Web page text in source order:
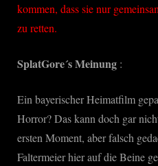
kommen, dass sie nur
zu retten.
SplatGore´s Meinung :
Ein bayerischer Heimatfilm
Horror? Das kann doch gar
ersten Moment, aber falsch
Faltermeier hier auf die Beine